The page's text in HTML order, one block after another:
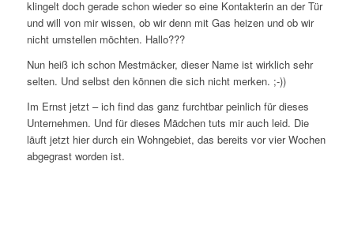
klingelt doch gerade schon wieder so eine Kontakterin an der Tür
und will von mir wissen, ob wir denn mit Gas heizen und ob wir
nicht umstellen möchten. Hallo???
Nun heiß ich schon Mestmäcker, dieser Name ist wirklich sehr
selten. Und selbst den können die sich nicht merken. ;-))
Im Ernst jetzt – ich find das ganz furchtbar peinlich für dieses
Unternehmen. Und für dieses Mädchen tuts mir auch leid. Die
läuft jetzt hier durch ein Wohngebiet, das bereits vor vier Wochen
abgegrast worden ist.